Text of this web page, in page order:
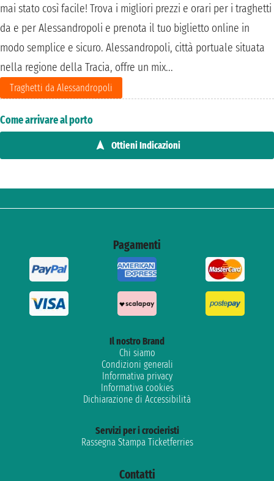
mai stato così facile! Trova i migliori prezzi e orari per i traghetti
da e per Alessandropoli e prenota il tuo biglietto online in
modo semplice e sicuro. Alessandropoli, città portuale situata
nella regione della Tracia, offre un mix...
Traghetti da Alessandropoli
Come arrivare al porto
Ottieni Indicazioni
Pagamenti
Il nostro Brand
Chi siamo
Condizioni generali
Informativa privacy
Informativa cookies
Dichiarazione di Accessibilità
Servizi per i crocieristi
Rassegna Stampa Ticketferries
Contatti